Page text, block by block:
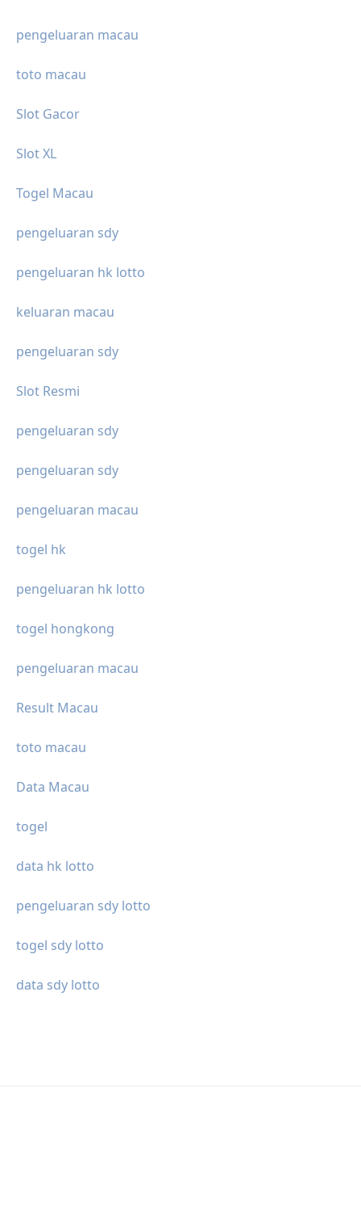
pengeluaran macau
toto macau
Slot Gacor
Slot XL
Togel Macau
pengeluaran sdy
pengeluaran hk lotto
keluaran macau
pengeluaran sdy
Slot Resmi
pengeluaran sdy
pengeluaran sdy
pengeluaran macau
togel hk
pengeluaran hk lotto
togel hongkong
pengeluaran macau
Result Macau
toto macau
Data Macau
togel
data hk lotto
pengeluaran sdy lotto
togel sdy lotto
data sdy lotto